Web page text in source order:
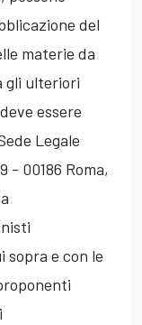
del
materie da
gli ulteriori
essere
Legale
- 00186 Roma,
e con le